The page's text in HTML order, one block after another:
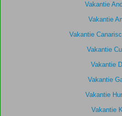
Vakantie
Vakantie
Vakantie
Vakantie
Vakantie
Vakantie
Vakantie
Vakantie